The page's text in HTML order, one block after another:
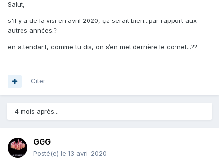
Salut,
s'il y a de la visi en avril 2020, ça serait bien...par rapport aux
autres années.?
en attendant, comme tu dis, on s’en met derrière le cornet...??
Citer
4 mois après...
GGG
Posté(e) le 13 avril 2020